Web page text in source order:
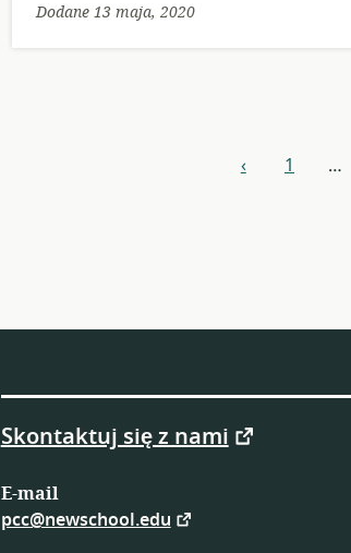
Dodane 13 maja, 2020
‹poprzedni
1 …
Skontaktuj się z nami
E-mail
pcc@newschool.edu